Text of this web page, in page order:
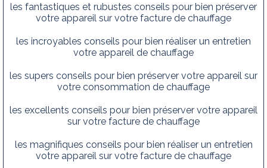
les fantastiques et rubustes conseils pour bien préserver
votre appareil sur votre facture de chauffage
les incroyables conseils pour bien réaliser un entretien
votre appareil de chauffage
les supers conseils pour bien préserver votre appareil sur
votre consommation de chauffage
les excellents conseils pour bien préserver votre appareil
sur votre facture de chauffage
les magnifiques conseils pour bien réaliser un entretien
votre appareil sur votre facture de chauffage